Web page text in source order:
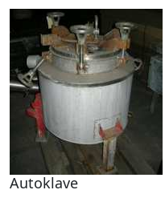
Autoklave